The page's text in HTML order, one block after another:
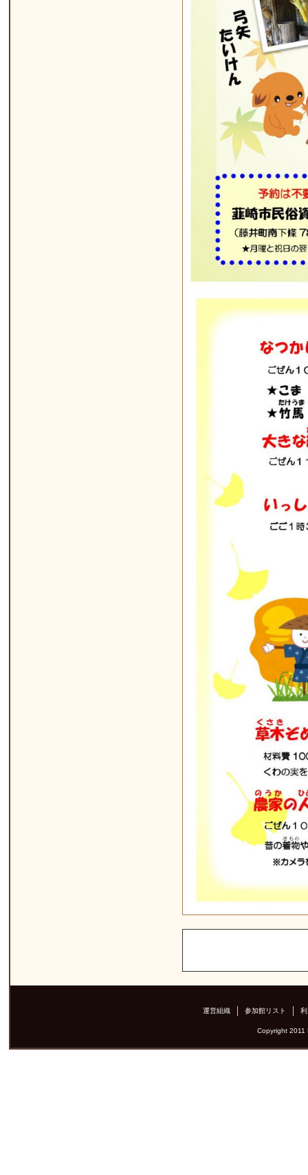
運営組織 参加館リスト
Copyright 2011